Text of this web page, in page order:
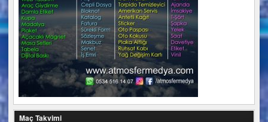
Maç Takvimi